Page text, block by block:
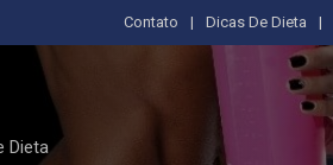
Contato Dicas De Dieta
Dieta